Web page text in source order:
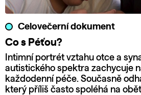
Celovečerní dokument
Co s Péťou?
Intimní portrét vztahu otce a
autistického spektra zachycuje
každodenní péče. Současně
který příliš často spoléhá na